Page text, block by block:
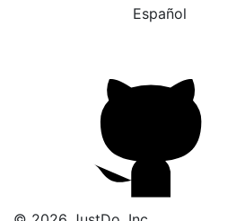
Español